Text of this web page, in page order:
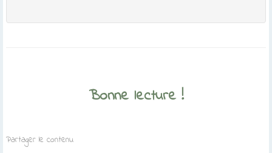
Bonne lecture !
Partager le contenu